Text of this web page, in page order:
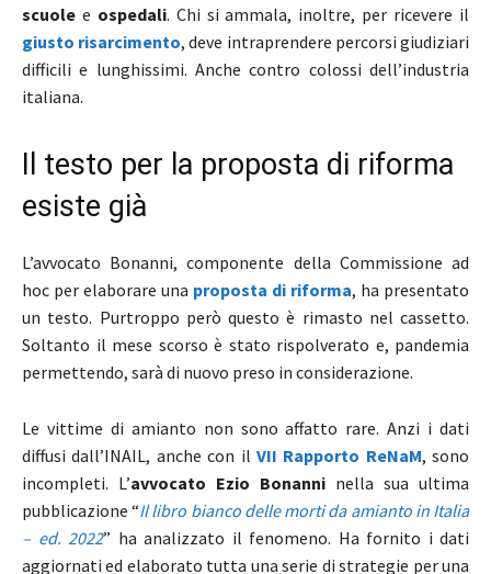
scuole e ospedali. Chi si ammala, inoltre, per ricevere il
giusto risarcimento, deve intraprendere percorsi giudiziari
difficili e lunghissimi. Anche contro colossi dell’industria
italiana.
Il testo per la proposta di riforma
esiste già
L’avvocato Bonanni, componente della Commissione ad
hoc per elaborare una proposta di riforma, ha presentato
un testo. Purtroppo però questo è rimasto nel cassetto.
Soltanto il mese scorso è stato rispolverato e, pandemia
permettendo, sarà di nuovo preso in considerazione.
Le vittime di amianto non sono affatto rare. Anzi i dati
diffusi dall’INAIL, anche con il VII Rapporto ReNaM, sono
incompleti. L’avvocato Ezio Bonanni nella sua ultima
pubblicazione “Il libro bianco delle morti da amianto in Italia
– ed. 2022” ha analizzato il fenomeno. Ha fornito i dati
aggiornati ed elaborato tutta una serie di strategie per una